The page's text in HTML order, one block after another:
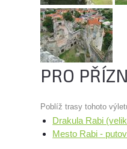
PRO
Poblíž trasy tohoto
Drakula Rabi
Mesto Rabi -